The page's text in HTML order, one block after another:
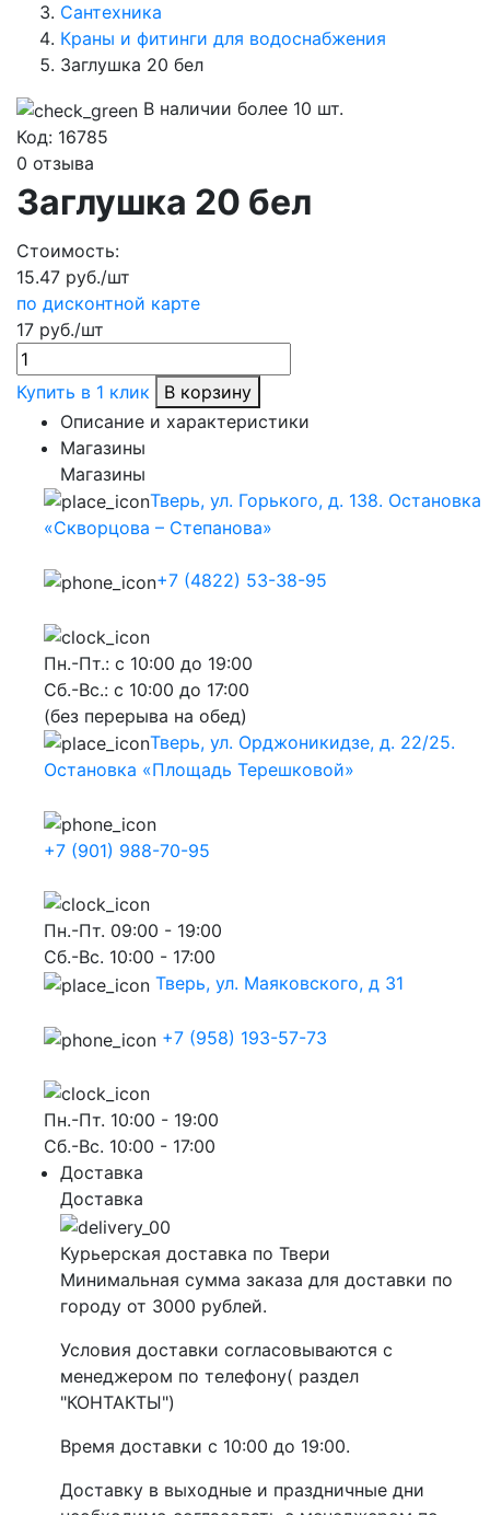
Сантехника
Краны и фитинги для водоснабжения
Заглушка 20 бел
В наличии более 10 шт.
Код: 16785
0 отзыва
Заглушка 20 бел
Стоимость:
15.47 руб./шт
по дисконтной карте
17 руб./шт
Купить в 1 клик
В корзину
Описание и характеристики
Магазины
Магазины
Тверь, ул. Горького, д. 138. Остановка
«Скворцова – Степанова»
+7 (4822) 53-38-95
Пн.-Пт.: с 10:00 до 19:00
Сб.-Вс.: с 10:00 до 17:00
(без перерыва на обед)
Тверь, ул. Орджоникидзе, д. 22/25.
Остановка «Площадь Терешковой»
+7 (901) 988-70-95
Пн.-Пт. 09:00 - 19:00
Сб.-Вс. 10:00 - 17:00
Тверь, ул. Маяковского, д 31
+7 (958) 193-57-73
Пн.-Пт. 10:00 - 19:00
Сб.-Вс. 10:00 - 17:00
Доставка
Доставка
Курьерская доставка по Твери
Минимальная сумма заказа для доставки по
городу от 3000 рублей.
Условия доставки согласовываются с
менеджером по телефону( раздел
"КОНТАКТЫ")
Время доставки с 10:00 до 19:00.
Доставку в выходные и праздничные дни